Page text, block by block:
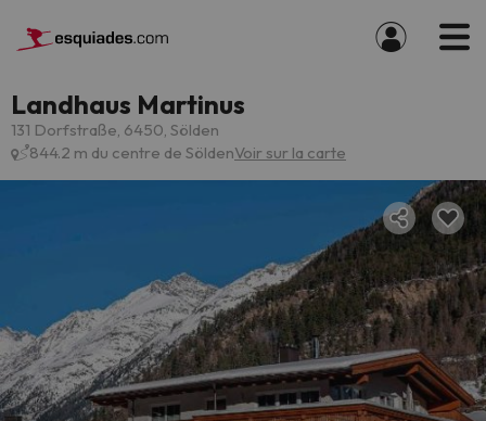
Landhaus Martinus
131 Dorfstraße, 6450, Sölden
844.2 m du centre de SöldenVoir sur la carte